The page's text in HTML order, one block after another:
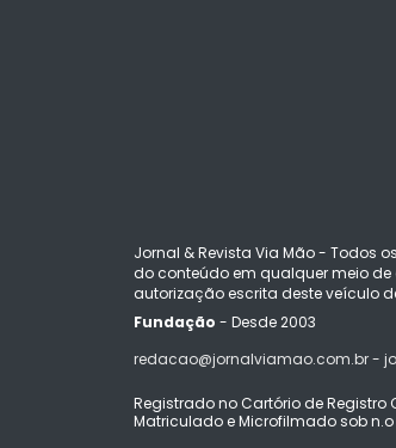
Jornal & Revista Via Mão - Todos
do conteúdo em qualquer meio
autorização escrita deste veículo
Fundação - Desde 2003
redacao@jornalviamao.com.br -
Registrado no Cartório de Registro
Matriculado e Microfilmado sob n.o